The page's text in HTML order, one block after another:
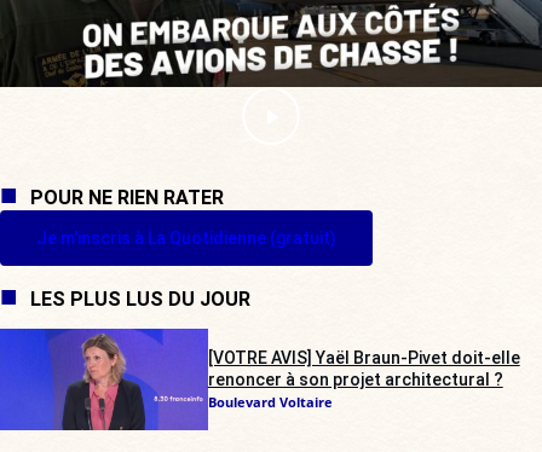
POUR NE RIEN RATER
Je m'inscris à La Quotidienne (gratuit)
LES PLUS LUS DU JOUR
[VOTRE AVIS] Yaël Braun-Pivet doit-elle
renoncer à son projet architectural ?
Boulevard Voltaire